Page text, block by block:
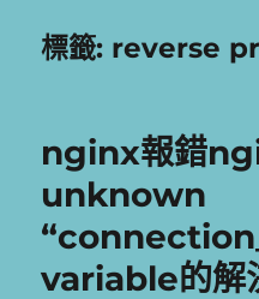
標籤: reverse
nginx報錯
unknown
variable的解